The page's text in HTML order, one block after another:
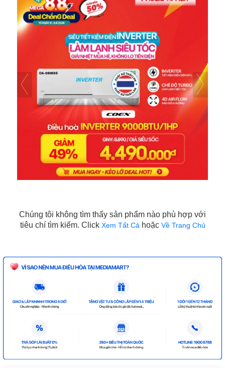
Chúng tôi không tìm thấy sản phẩm nào phù hợp với
tiêu chí tìm kiếm. Click Xem Tất Cả hoặc Về Trang Chủ